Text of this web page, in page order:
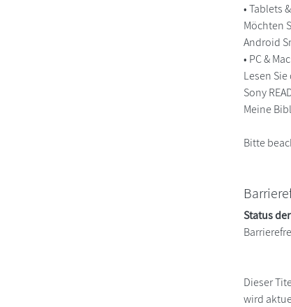
• Tablets
Möchten
Android
• PC & Mac
Lesen
Sony
Meine
Bitte
Status
Dieser
wird